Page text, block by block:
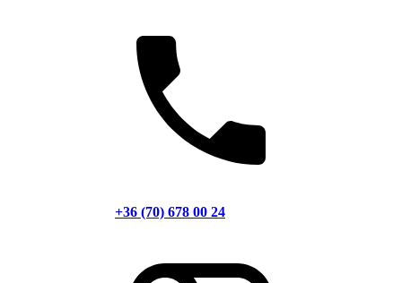
+36 (70) 678 00 24